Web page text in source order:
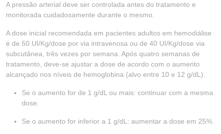
A pressão arterial deve ser controlada antes do tratamento e
monitorada cuidadosamente durante o mesmo.
A dose inicial recomendada em pacientes adultos em hemodiálise
é de 50 UI/Kg/dose por via intravenosa ou de 40 UI/Kg/dose via
subcutânea, três vezes por semana. Após quatro semanas de
tratamento, deve-se ajustar a dose de acordo com o aumento
alcançado nos níveis de hemoglobina (alvo entre 10 e 12 g/dL):
Se o aumento for de 1 g/dL ou mais: continuar com a mesma
dose.
Se o aumento for inferior a 1 g/dL: aumentar a dose em 25%.